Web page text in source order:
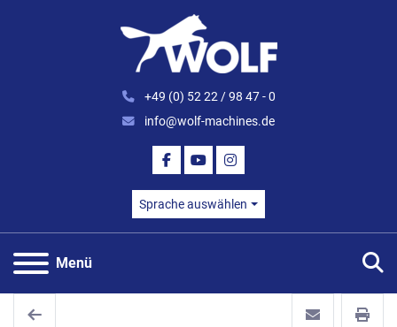
+49 (0) 52 22 / 98 47 - 0
info@wolf-machines.de
FACEBOOK
YOUTUBEINSTAGRAM
Sprache auswählen
Menü